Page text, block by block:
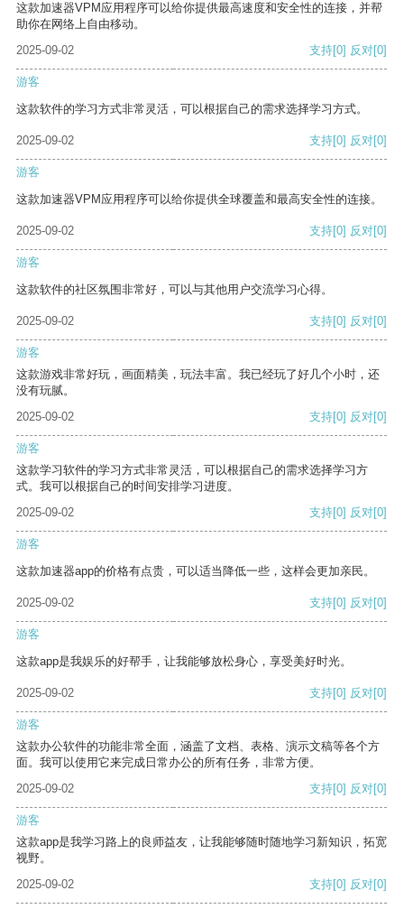
这款加速器VPM应用程序可以给你提供最高速度和安全性的连接，并帮
助你在网络上自由移动。
2025-09-02
支持[0] 反对[0]
游客
这款软件的学习方式非常灵活，可以根据自己的需求选择学习方式。
2025-09-02 支持[0] 反对[0]
游客
这款加速器VPM应用程序可以给你提供全球覆盖和最高安全性的连接。
2025-09-02 支持[0] 反对[0]
游客
这款软件的社区氛围非常好，可以与其他用户交流学习心得。
2025-09-02 支持[0] 反对[0]
游客
这款游戏非常好玩，画面精美，玩法丰富。我已经玩了好几个小时，还
没有玩腻。
2025-09-02
支持[0] 反对[0]
游客
这款学习软件的学习方式非常灵活，可以根据自己的需求选择学习方
式。我可以根据自己的时间安排学习进度。
2025-09-02
支持[0] 反对[0]
游客
这款加速器app的价格有点贵，可以适当降低一些，这样会更加亲民。
2025-09-02 支持[0] 反对[0]
游客
这款app是我娱乐的好帮手，让我能够放松身心，享受美好时光。
2025-09-02 支持[0] 反对[0]
游客
这款办公软件的功能非常全面，涵盖了文档、表格、演示文稿等各个方
面。我可以使用它来完成日常办公的所有任务，非常方便。
2025-09-02
支持[0] 反对[0]
游客
这款app是我学习路上的良师益友，让我能够随时随地学习新知识，拓宽
视野。
2025-09-02
支持[0] 反对[0]